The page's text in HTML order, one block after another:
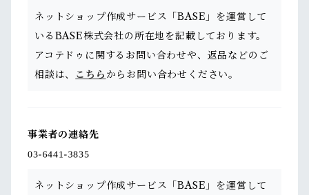
ネットショップ作成サービス「BASE」を運営して
いるBASE株式会社の所在地を記載しております。
アコテドゥに関するお問い合わせや、返品などのご
相談は、 こちら からお問い合わせください。
事業者の連絡先
ネットショップ作成サービス「BASE」を運営して